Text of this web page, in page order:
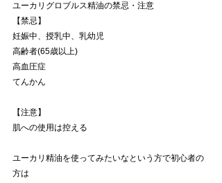
ユーカリグロブルス精油の禁忌・注意
【禁忌】
妊娠中、授乳中、乳幼児
高齢者(65歳以上)
高血圧症
てんかん
【注意】
肌への使用は控える
ユーカリ精油を使ってみたいなという方で初心者の
方は